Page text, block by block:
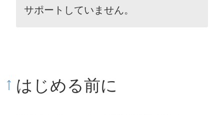
サポートしていません。
はじめる前に